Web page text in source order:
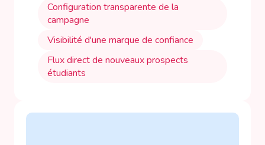
Configuration transparente de la
campagne
Visibilité d'une marque de confiance
Flux direct de nouveaux prospects
étudiants